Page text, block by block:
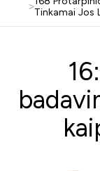
>Tinkamai Jos